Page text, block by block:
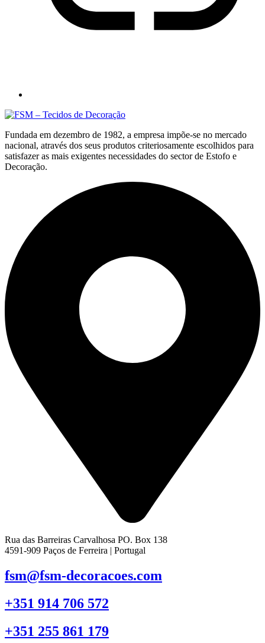
Fundada em dezembro de 1982, a empresa impõe-se no mercado
nacional, através dos seus produtos criteriosamente escolhidos para
satisfazer as mais exigentes necessidades do sector de Estofo e
Decoração.
Rua das Barreiras Carvalhosa PO. Box 138
4591-909 Paços de Ferreira | Portugal
fsm@fsm-decoracoes.com
+351 914 706 572
+351 255 861 179